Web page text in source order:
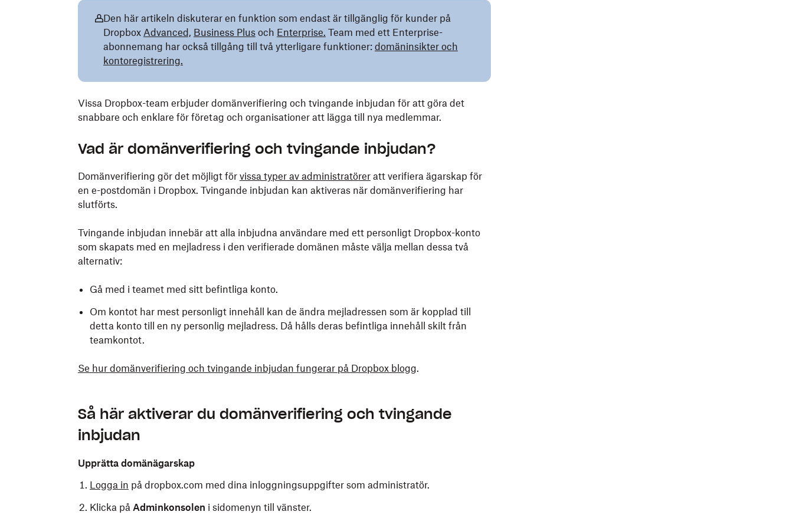
Den här artikeln diskuterar en funktion som endast är tillgänglig för kunder på
Dropbox Advanced, Business Plus och Enterprise. Team med ett Enterprise-
abonnemang har också tillgång till två ytterligare funktioner: domäninsikter och
kontoregistrering.
Vissa Dropbox-team erbjuder domänverifiering och tvingande inbjudan för att göra det
snabbare och enklare för företag och organisationer att lägga till nya medlemmar.
Vad är domänverifiering och tvingande inbjudan?
Domänverifiering gör det möjligt för vissa typer av administratörer att verifiera ägarskap för
en e-postdomän i Dropbox. Tvingande inbjudan kan aktiveras när domänverifiering har
slutförts.
Tvingande inbjudan innebär att alla inbjudna användare med ett personligt Dropbox-konto
som skapats med en mejladress i den verifierade domänen måste välja mellan dessa två
alternativ:
Gå med i teamet med sitt befintliga konto.
Om kontot har mest personligt innehåll kan de ändra mejladressen som är kopplad till
detta konto till en ny personlig mejladress. Då hålls deras befintliga innehåll skilt från
teamkontot.
Se hur domänverifiering och tvingande inbjudan fungerar på Dropbox blogg.
Så här aktiverar du domänverifiering och tvingande
inbjudan
Upprätta domänägarskap
Logga in på dropbox.com med dina inloggningsuppgifter som administratör.
Klicka på Adminkonsolen i sidomenyn till vänster.